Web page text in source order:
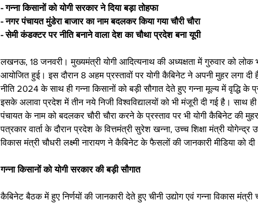
- गन्ना किसानों को योगी सरकार ने दिया बड़ा तोहफा
- नगर पंचायत मुंडेरा बाजार का नाम बदलकर किया गया चौरी चौरा
- सेमी कंडक्टर पर नीति बनाने वाला देश का चौथा प्रदेश बना यूपी
लखनऊ, 18 जनवरी। मुख्यमंत्री योगी आदित्यनाथ की अध्यक्षता में गुरुवार को लोक
आयोजित हुई। इस दौरान 8 अहम प्रस्तावों पर योगी कैबिनेट ने अपनी मुहर लगा दी
नीति 2024 के साथ ही गन्ना किसानों को बड़ी सौगात देते हुए गन्ना मूल्य में वृद्धि के
इसके अलावा प्रदेश में तीन नये निजी विश्वविद्यालयों को भी मंजूरी दी गई है। साथ
पंचायत के नाम को बदलकर चौरी चौरा करने के प्रस्ताव पर भी योगी कैबिनेट की
पत्रकार वार्ता के दौरान प्रदेश के वित्तमंत्री सुरेश खन्ना, उच्च शिक्षा मंत्री योगेन्द्र
विकास मंत्री चौधरी लक्ष्मी नारायण ने कैबिनेट के फैसलों की जानकारी मीडिया को
गन्ना किसानों को योगी सरकार की बड़ी सौगात
कैबिनेट बैठक में हुए निर्णयों की जानकारी देते हुए चीनी उद्योग एवं गन्ना विकास मंत्री